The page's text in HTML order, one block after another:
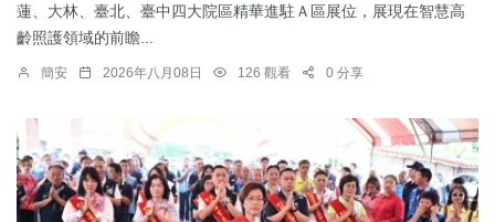
蓮、大林、臺北、臺中四大院區精華進駐Ａ區展位，展現在智慧高
齡照護領域的前瞻...
簡安 2026年八月08日 126 觀看 0 分享